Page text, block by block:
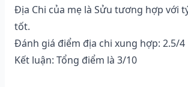
Địa Chi của mẹ là Sửu tương hợp với
tốt.
Đánh giá điểm địa chi xung hợp: 2.5/4
Kết luận: Tổng điểm là 3/10